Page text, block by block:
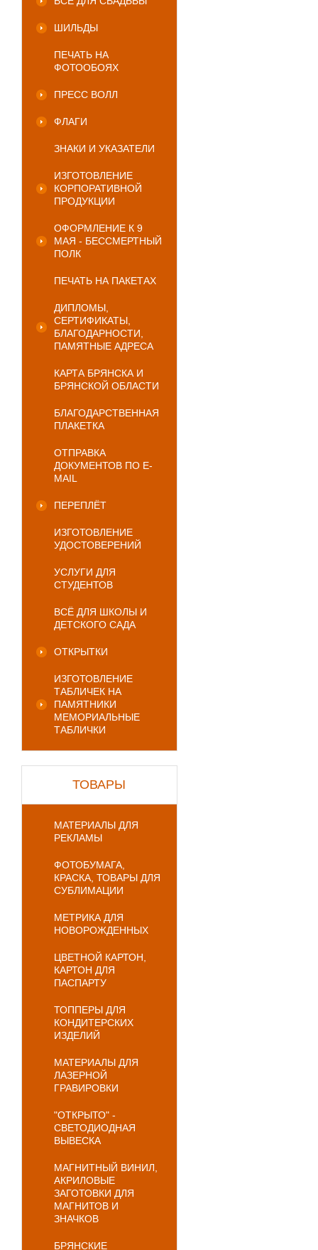
ШИЛЬДЫ
ПЕЧАТЬ НА
ФОТООБОЯХ
ПРЕСС ВОЛЛ
ФЛАГИ
ЗНАКИ И УКАЗАТЕЛИ
ИЗГОТОВЛЕНИЕ
КОРПОРАТИВНОЙ
ПРОДУКЦИИ
ОФОРМЛЕНИЕ К 9
МАЯ - БЕССМЕРТНЫЙ
ПОЛК
ПЕЧАТЬ НА ПАКЕТАХ
ДИПЛОМЫ,
СЕРТИФИКАТЫ,
БЛАГОДАРНОСТИ,
ПАМЯТНЫЕ АДРЕСА
КАРТА БРЯНСКА И
БРЯНСКОЙ ОБЛАСТИ
БЛАГОДАРСТВЕННАЯ
ПЛАКЕТКА
ОТПРАВКА
ДОКУМЕНТОВ ПО E-
MAIL
ПЕРЕПЛЁТ
ИЗГОТОВЛЕНИЕ
УДОСТОВЕРЕНИЙ
УСЛУГИ ДЛЯ
СТУДЕНТОВ
ВСЁ ДЛЯ ШКОЛЫ И
ДЕТСКОГО САДА
ОТКРЫТКИ
ИЗГОТОВЛЕНИЕ
ТАБЛИЧЕК НА
ПАМЯТНИКИ
МЕМОРИАЛЬНЫЕ
ТАБЛИЧКИ
ТОВАРЫ
МАТЕРИАЛЫ ДЛЯ
РЕКЛАМЫ
ФОТОБУМАГА,
КРАСКА, ТОВАРЫ ДЛЯ
СУБЛИМАЦИИ
МЕТРИКА ДЛЯ
НОВОРОЖДЕННЫХ
ЦВЕТНОЙ КАРТОН,
КАРТОН ДЛЯ
ПАСПАРТУ
ТОППЕРЫ ДЛЯ
КОНДИТЕРСКИХ
ИЗДЕЛИЙ
МАТЕРИАЛЫ ДЛЯ
ЛАЗЕРНОЙ
ГРАВИРОВКИ
"ОТКРЫТО" -
СВЕТОДИОДНАЯ
ВЫВЕСКА
МАГНИТНЫЙ ВИНИЛ,
АКРИЛОВЫЕ
ЗАГОТОВКИ ДЛЯ
МАГНИТОВ И
ЗНАЧКОВ
БРЯНСКИЕ